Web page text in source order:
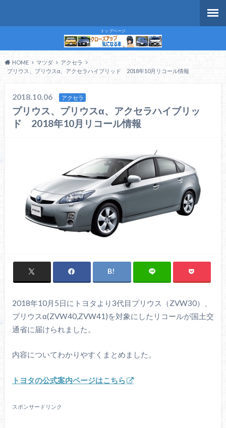
トップページ
HOME マツダ
アクセラ
プリウス、プリウスα、アクセラハイブリッド 2018年10月リコール情報
2018.10.06 アクセラ
プリウス、プリウスα、アクセラハイブリッ
ド 2018年10月リコール情報
2018年10月5日にトヨタより3代目プリウス（ZVW30）、
プリウスα(ZVW40,ZVW41)を対象にしたリコールが国土交
通省に届けられました。
内容についてわかりやすくまとめました。
トヨタの公式案内ページはこちら
スポンサードリンク